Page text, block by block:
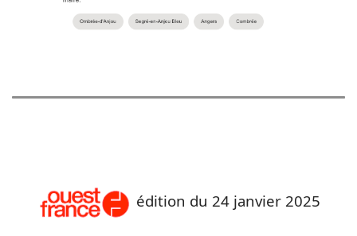
édition du 24 janvier 2025